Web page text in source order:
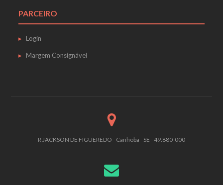
PARCEIRO
Login
Margem Consignável
R JACKSON DE FIGUEREDO - Canhoba - SE - 49.880-000